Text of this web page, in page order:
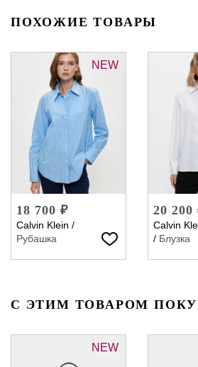
ПОХОЖИЕ ТОВАРЫ
NEW
18 700 ₽
Calvin Klein /
Рубашка
20 200
Calvin
/ Блузка
С ЭТИМ ТОВАРОМ
NEW